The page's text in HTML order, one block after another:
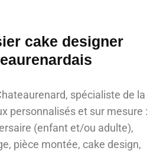
cake designer
spécialiste de la
personnalisés et sur mesure :
(enfant et/ou adulte),
pièce montée, cake design,